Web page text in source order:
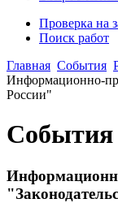
Проверка на
Поиск работ
Главная События
Информационно-
России"
События